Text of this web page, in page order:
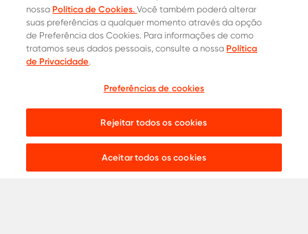
Contatos Oficiais
Onde comprar
Live chat:
nossa Política de Cookies.Você também poderá alterar
suas preferências a qualquer momento através da opção
de Preferência dos Cookies. Para informações de como
tratamos seus dados pessoais, consulte a nossa Política
de Privacidade.
Preferências de cookies
Rejeitar todos os cookies
Aceitar todos os cookies